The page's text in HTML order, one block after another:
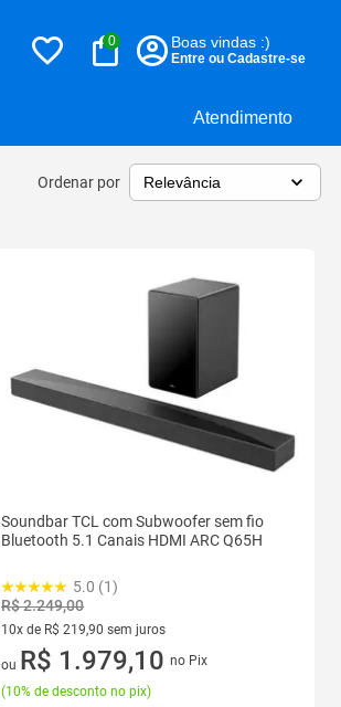
Atendimento
0 Boas vindas :)
Entre ou Cadastre-se
Ordenar por
Soundbar TCL com Subwoofer sem fio
Bluetooth 5.1 Canais HDMI ARC Q65H
5.0 (1)
R$ 2.249,00
10x de R$ 219,90 sem juros
10 vez de R$ 219,90 sem juros
ou R$ 1.979,10 no Pix
(10% de desconto no pix)